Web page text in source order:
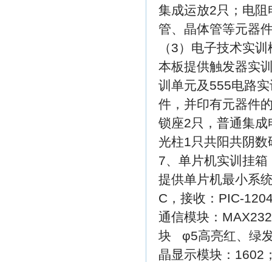
集成运放2只；电
管、晶体管等元器
（3）电子技术实
本板提供触发器实
训单元及555电路
件，并印有元器件
锁座2只，普通集
光柱1只共阳共阴
7、单片机实训挂箱
提供单片机最小系
C，接收：PIC-
通信模块：
块 φ5高亮红、绿
晶显示模块：1602